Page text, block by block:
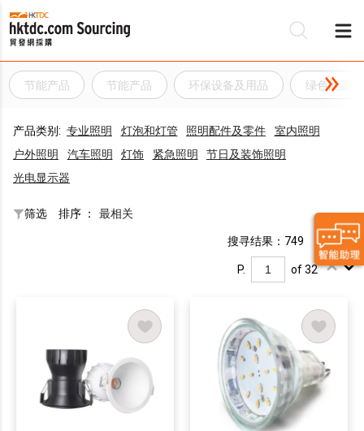
节能产品 节能产品 环保设备及用品 绿色能源
产品类别: 专业照明 灯泡和灯管 照明配件及零件
室内照明
户外照明
汽车照明 灯饰 紧急照明
节日及装饰照明
光电显示器
筛选 排序 ： 最相关
搜寻结果：749
P. of 32